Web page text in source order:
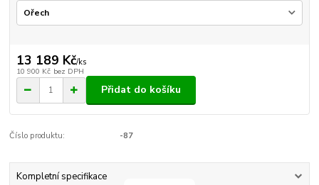
13 189 Kč/ks
10 900 Kč bez DPH
Přidat do košíku
Číslo produktu: -87
Kompletní specifikace